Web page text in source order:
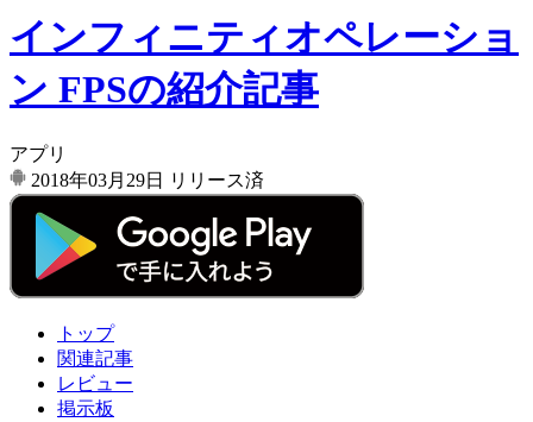
インフィニティオペレーショ
ン FPSの紹介記事
アプリ
2018年03月29日
リリース済
トップ
関連記事
レビュー
掲示板